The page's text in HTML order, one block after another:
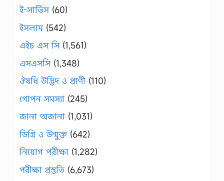
ই-সার্ভিস(60)
ইসলাম(542)
এইচ এস সি(1,561)
এসএসসি(1,348)
ঔষধি উদ্ভিদ ও প্রাণী (110)
গোপন সমস্যা (245)
জানা অজানা (1,031)
ডিগ্রি ও উন্মুক্ত (642)
নিয়োগ পরীক্ষা (1,282)
পরীক্ষা প্রস্তুতি (6,673)